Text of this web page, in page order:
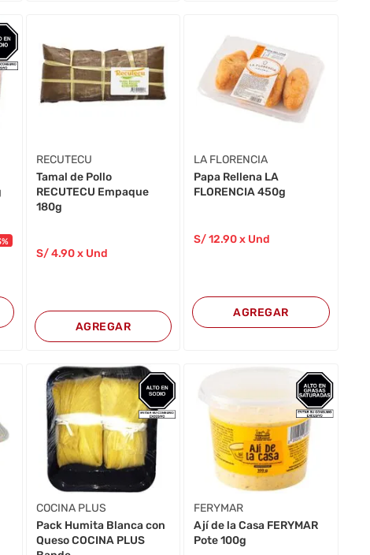
%
RECUTECU
Tamal de Pollo
RECUTECU Empaque
180g
S/4.90x Und
AGREGAR
LA FLORENCIA
Papa Rellena LA
FLORENCIA 450g
S/12.90x Und
AGREGAR
COCINA PLUS
Pack Humita Blanca con
Queso COCINA PLUS
FERYMAR
Ají de la Casa FERYMAR
Pote 100g